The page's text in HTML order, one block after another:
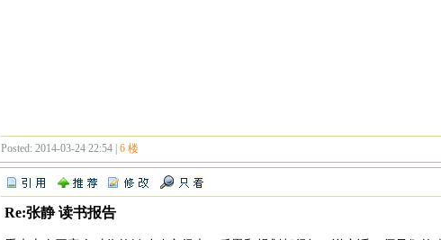
Posted: 2014-03-24 22:54 | 6 楼
Re:张静 读书报告